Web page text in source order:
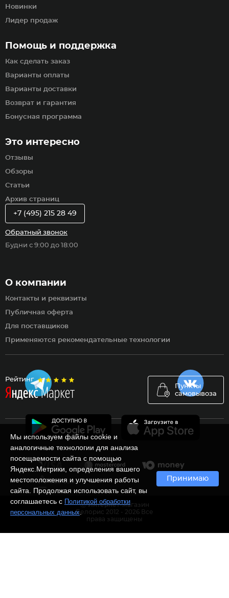
Рейтинг
Пункты
самовывоза
Помощь и поддержка
Как сделать заказ
Варианты оплаты
Варианты доставки
Возврат и гарантия
Бонусная программа
Новинки
Лидер продаж
Это интересно
Отзывы
Обзоры
Статьи
Архив страниц
О компании
Контакты и реквизиты
Публичная оферта
Для поставщиков
Применяются рекомендательные технологии
+7 (495) 215 28 49
Обратный звонок
Будни с 9:00 до 18:00
Мы используем файлы cookie и
аналогичные технологии для анализа
посещаемости сайта с помощью
Яндекс.Метрики, определения вашего
местоположения и улучшения работы
сайта. Продолжая использовать сайт, вы
соглашаетесь с Политикой обработки
персональных данных.
Принимаю
Ⓒ Интернет-магазин
Белорис 2012 - 2026 Все
права защищены